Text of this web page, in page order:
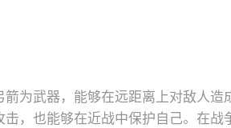
为武器，能够在远距离上对敌人造
，也能够在近战中保护自己。在战